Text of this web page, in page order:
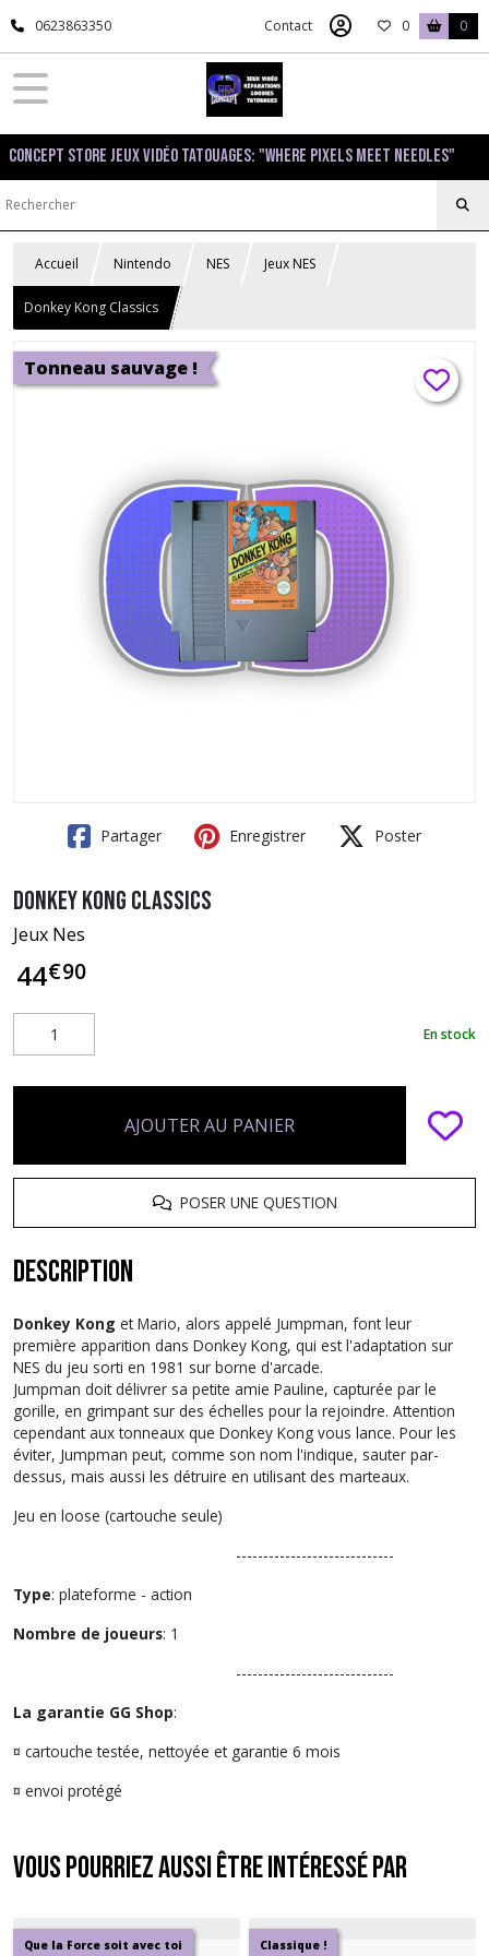
0623863350 Contact 0 0
Concept Store Jeux Vidéo Tatouages: "Where pixels meet needles"
Accueil Nintendo NES Jeux NES
Donkey Kong Classics
Tonneau sauvage !
Partager Enregistrer Poster
Donkey Kong Classics
Jeux Nes
44€90
En stock
AJOUTER AU PANIER
POSER UNE QUESTION
Description
Donkey Kong et Mario, alors appelé Jumpman, font leur
première apparition dans Donkey Kong, qui est l'adaptation sur
NES du jeu sorti en 1981 sur borne d'arcade.
Jumpman doit délivrer sa petite amie Pauline, capturée par le
gorille, en grimpant sur des échelles pour la rejoindre. Attention
cependant aux tonneaux que Donkey Kong vous lance. Pour les
éviter, Jumpman peut, comme son nom l'indique, sauter par-
dessus, mais aussi les détruire en utilisant des marteaux.
Jeu en loose (cartouche seule)
-----------------------------
Type: plateforme - action
Nombre de joueurs: 1
-----------------------------
La garantie GG Shop:
¤ cartouche testée, nettoyée et garantie 6 mois
¤ envoi protégé
Vous pourriez aussi être intéressé par
Que la Force soit avec toi Classique !